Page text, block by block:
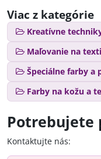
Viac z kategórie
Kreatívne
Maľovanie na
Špeciálne farby a
Farby na kožu a
Potrebujete
Kontaktujte nás: